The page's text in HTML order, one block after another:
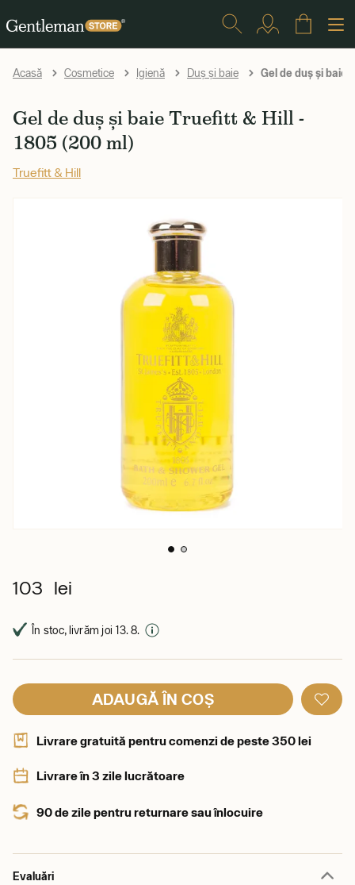
Acasă Cosmetice Igienă Duș și baie Gel de duș și
Gel de duș și baie Truefitt & Hill -
1805 (200 ml)
Truefitt & Hill
103 lei
În stoc, livrăm joi 13. 8.
ADAUGĂ ÎN COȘ
Livrare gratuită pentru comenzi de peste 350 lei
Livrare în 3 zile lucrătoare
90 de zile pentru returnare sau înlocuire
Evaluări